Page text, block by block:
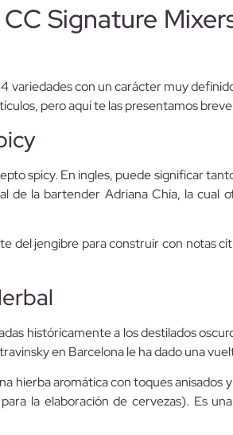
Signature
variedades con un carácter muy
pero aquí te las presentamos
spicy. En ingles, puede significar
de la bartender Adriana Chía, la cual
del jengibre para construir con notas
históricamente a los destilados
en Barcelona le ha dado una
hierba aromática con toques anisados
la elaboración de cervezas). Es